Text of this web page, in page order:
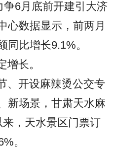
6月底前开建引大济
数据显示，前两月
同比增长9.1%。
长。
、开设麻辣烫公交专
新场景，甘肃天水麻
，天水景区门票订
。